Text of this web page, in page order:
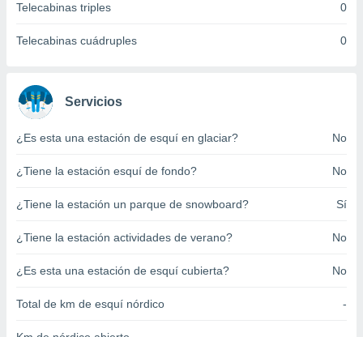
en
en
de
o acceder
perfiles
Telecabinas triples 0
Telecabinas cuádruples 0
Servicios
¿Es esta una estación de esquí en glaciar? No
¿Tiene la estación esquí de fondo? No
¿Tiene la estación un parque de snowboard? Sí
¿Tiene la estación actividades de verano? No
¿Es esta una estación de esquí cubierta? No
Total de km de esquí nórdico -